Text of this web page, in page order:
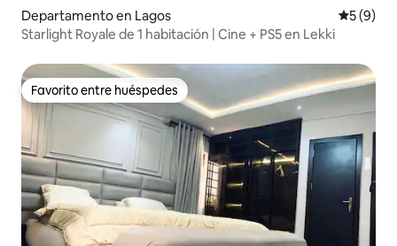
Departamento en Lagos
5 (9)
Starlight Royale de 1 habitación | Cine + PS5 en Lekki
Favorito entre huéspedes
Favorito entre huéspedes